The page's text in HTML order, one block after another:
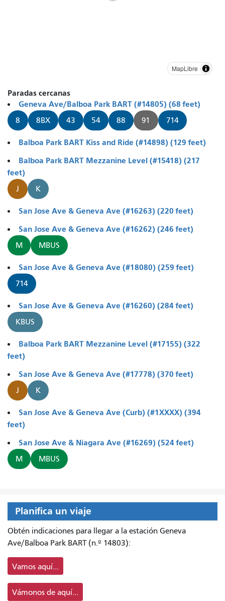
MapLibre
Paradas cercanas
Geneva Ave/Balboa Park BART (#14805) (68 feet)
8 8BX 43 54 88 91 714
Balboa Park BART Kiss and Ride (#14898) (129 feet)
Balboa Park BART Mezzanine Level (#15418) (217
feet)
J K
San Jose Ave & Geneva Ave (#16263) (220 feet)
San Jose Ave & Geneva Ave (#16262) (246 feet)
M MBUS
San Jose Ave & Geneva Ave (#18080) (259 feet)
714
San Jose Ave & Geneva Ave (#16260) (284 feet)
KBUS
Balboa Park BART Mezzanine Level (#17155) (322
feet)
San Jose Ave & Geneva Ave (#17778) (370 feet)
J K
San Jose Ave & Geneva Ave (Curb) (#1XXXX) (394
feet)
San Jose Ave & Niagara Ave (#16269) (524 feet)
M MBUS
Planifica un viaje
Obtén indicaciones para llegar a la estación Geneva
Ave/Balboa Park BART (n.º 14803):
Vamos aquí...
Vámonos de aquí...